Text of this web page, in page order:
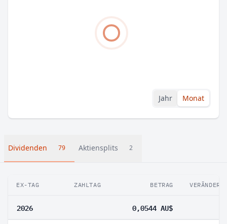
Jahr Monat
Dividenden 79 Aktiensplits 2
EX-TAG ZAHLTAG BETRAG
2026 0,0544 AU$